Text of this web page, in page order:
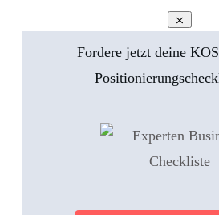
Fordere jetzt deine